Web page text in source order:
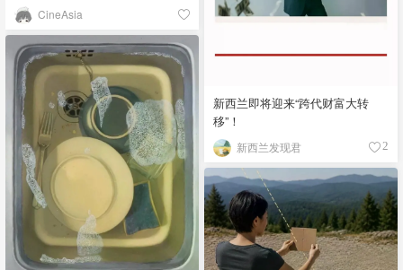
CineAsia
新西兰即将迎来“跨代财富大转
移”！
新西兰发现君 2